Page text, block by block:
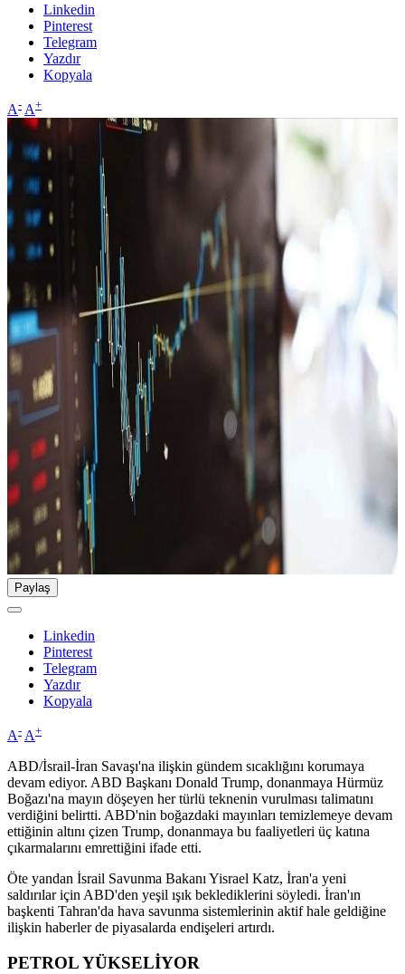
Linkedin
Pinterest
Telegram
Yazdır
Kopyala
A- A+
Paylaş
Linkedin
Pinterest
Telegram
Yazdır
Kopyala
A- A+
ABD/İsrail-İran Savaşı'na ilişkin gündem sıcaklığını korumaya
devam ediyor. ABD Başkanı Donald Trump, donanmaya Hürmüz
Boğazı'na mayın döşeyen her türlü teknenin vurulması talimatını
verdiğini belirtti. ABD'nin boğazdaki mayınları temizlemeye devam
ettiğinin altını çizen Trump, donanmaya bu faaliyetleri üç katına
çıkarmalarını emrettiğini ifade etti.
Öte yandan İsrail Savunma Bakanı Yisrael Katz, İran'a yeni
saldırılar için ABD'den yeşil ışık beklediklerini söyledi. İran'ın
başkenti Tahran'da hava savunma sistemlerinin aktif hale geldiğine
ilişkin haberler de piyasalarda endişeleri artırdı.
PETROL YÜKSELİYOR